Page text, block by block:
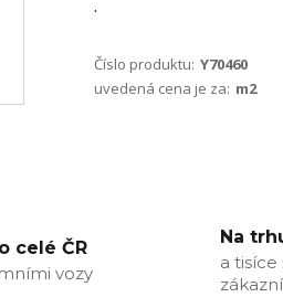
.
Číslo produktu: Y70460
uvedená cena je za: m2
celé ČR
vozy
Na
a